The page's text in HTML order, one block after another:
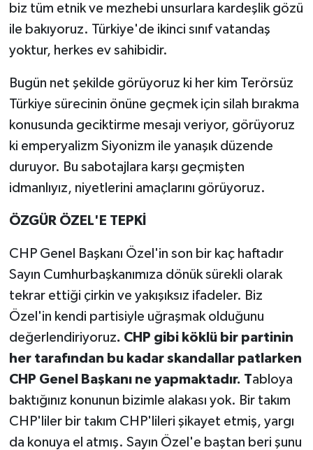
biz tüm etnik ve mezhebi unsurlara kardeşlik gözü
ile bakıyoruz. Türkiye'de ikinci sınıf vatandaş
yoktur, herkes ev sahibidir.
Bugün net şekilde görüyoruz ki her kim Terörsüz
Türkiye sürecinin önüne geçmek için silah bırakma
konusunda geciktirme mesajı veriyor, görüyoruz
ki emperyalizm Siyonizm ile yanaşık düzende
duruyor. Bu sabotajlara karşı geçmişten
idmanlıyız, niyetlerini amaçlarını görüyoruz.
ÖZGÜR ÖZEL'E TEPKİ
CHP Genel Başkanı Özel'in son bir kaç haftadır
Sayın Cumhurbaşkanımıza dönük sürekli olarak
tekrar ettiği çirkin ve yakışıksız ifadeler. Biz
Özel'in kendi partisiyle uğraşmak olduğunu
değerlendiriyoruz. CHP gibi köklü bir partinin
her tarafından bu kadar skandallar patlarken
CHP Genel Başkanı ne yapmaktadır. Tabloya
baktığınız konunun bizimle alakası yok. Bir takım
CHP'liler bir takım CHP'lileri şikayet etmiş, yargı
da konuya el atmış. Sayın Özel'e baştan beri şunu